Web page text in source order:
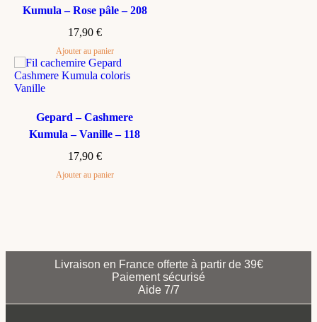
Kumula – Rose pâle – 208
17,90 €
Ajouter au panier
Gepard – Cashmere
Kumula – Vanille – 118
17,90 €
Ajouter au panier
Livraison en France offerte à partir de 39€
Paiement sécurisé
Aide 7/7